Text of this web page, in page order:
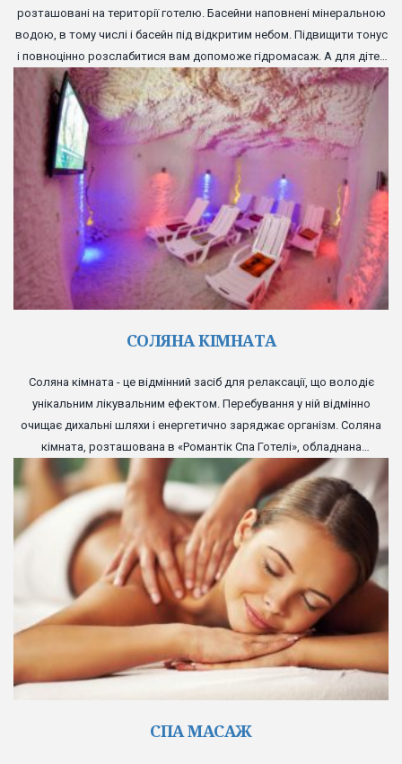
розташовані на території готелю. Басейни наповнені мінеральною
водою, в тому числі і басейн під відкритим небом. Підвищити тонус
і повноцінно розслабитися вам допоможе гідромасаж. А для дітей
передбачений спеціальний басейн з гіркою і надувними іграшками.
СОЛЯНА КІМНАТА
Соляна кімната - це відмінний засіб для релаксації, що володіє
унікальним лікувальним ефектом. Перебування у ній відмінно
очищає дихальні шляхи і енергетично заряджає організм. Соляна
кімната, розташована в «Романтік Спа Готелі», обладнана
комфортними лежаками і великим телевізійним екраном, а
прекрасно відтворена атмосфера соляної печери подарує вам
повноцінне розслаблення.
СПА МАСАЖ